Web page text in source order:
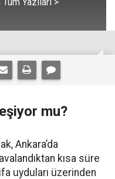
mu?
Ankara’da
kısa süre
uyduları üzerinden